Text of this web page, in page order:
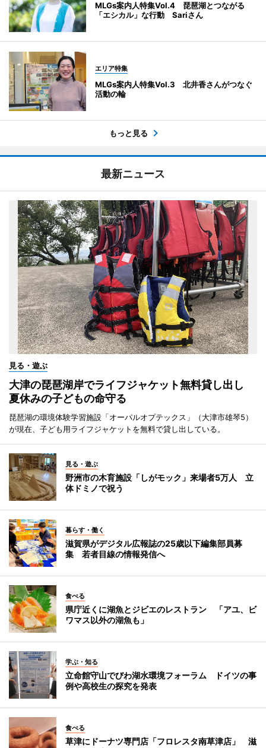
MLGs案内人特集Vol.4 琵琶湖とつながる
「エシカル」な行動 Sariさん
エリア特集
MLGs案内人特集Vol.3 北井香さんがつなぐ
活動の輪
もっと見る
最新ニュース
見る・遊ぶ
大津の琵琶湖岸でライフジャケット無料貸し出し
夏休みの子どもの命守る
琵琶湖の環境体験学習施設「オーパルオプテックス」（大津市雄琴5）
が現在、子ども用ライフジャケットを無料で貸し出している。
見る・遊ぶ
野洲市の木育施設「しがモック」来場者5万人 立
体ドミノで祝う
暮らす・働く
滋賀県がデジタル広報誌の25歳以下編集部員募
集 若者目線の情報発信へ
食べる
県庁近くに湖魚とジビエのレストラン 「アユ、ビ
ワマス以外の湖魚も」
学ぶ・知る
立命館守山でびわ湖水環境フォーラム ドイツの事
例や高校生の探究を発表
食べる
草津にドーナツ専門店「フロレスタ南草津店」 滋